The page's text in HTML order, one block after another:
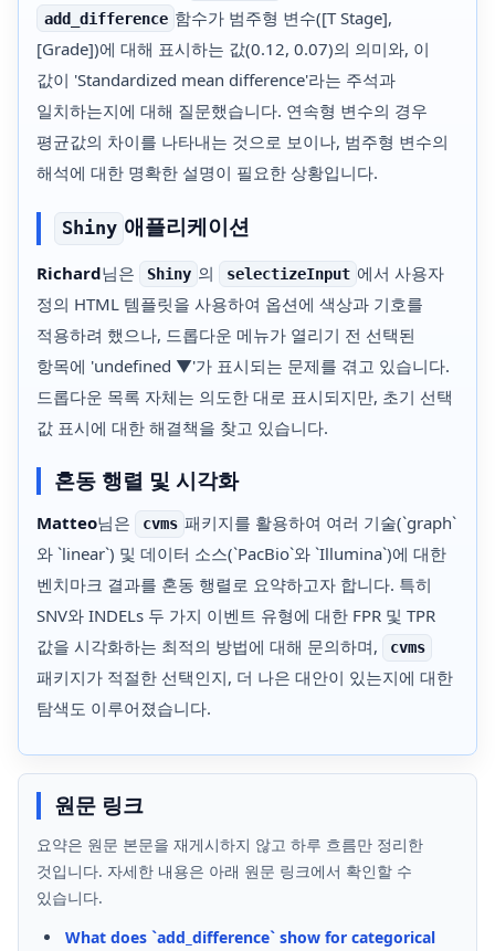
add_difference 함수가 범주형 변수([T Stage],
[Grade])에 대해 표시하는 값(0.12, 0.07)의 의미와, 이
값이 'Standardized mean difference'라는 주석과
일치하는지에 대해 질문했습니다. 연속형 변수의 경우
평균값의 차이를 나타내는 것으로 보이나, 범주형 변수의
해석에 대한 명확한 설명이 필요한 상황입니다.
Shiny 애플리케이션
Richard님은 Shiny 의 selectizeInput 에서 사용자
정의 HTML 템플릿을 사용하여 옵션에 색상과 기호를
적용하려 했으나, 드롭다운 메뉴가 열리기 전 선택된
항목에 'undefined ▼'가 표시되는 문제를 겪고 있습니다.
드롭다운 목록 자체는 의도한 대로 표시되지만, 초기 선택
값 표시에 대한 해결책을 찾고 있습니다.
혼동 행렬 및 시각화
Matteo님은 cvms 패키지를 활용하여 여러 기술(`graph`
와 `linear`) 및 데이터 소스(`PacBio`와 `Illumina`)에 대한
벤치마크 결과를 혼동 행렬로 요약하고자 합니다. 특히
SNV와 INDELs 두 가지 이벤트 유형에 대한 FPR 및 TPR
값을 시각화하는 최적의 방법에 대해 문의하며,
cvms
패키지가 적절한 선택인지, 더 나은 대안이 있는지에 대한
탐색도 이루어졌습니다.
원문 링크
요약은 원문 본문을 재게시하지 않고 하루 흐름만 정리한
것입니다. 자세한 내용은 아래 원문 링크에서 확인할 수
있습니다.
What does `add_difference` show for categorical